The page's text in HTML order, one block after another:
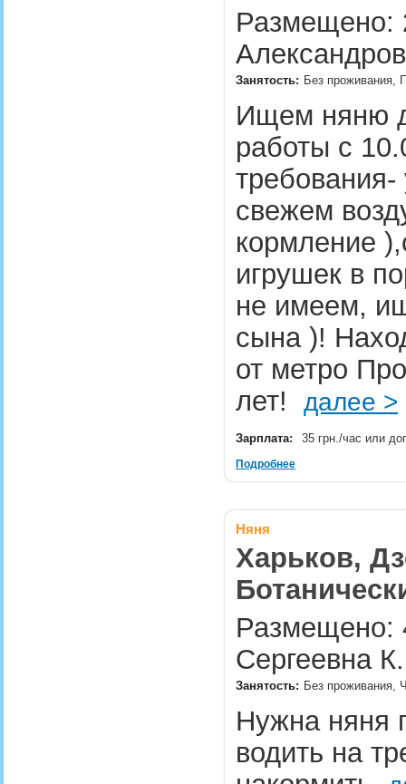
Размещено:
Занятость: Без проживания,
Ищем няню
работы с
требования-
свежем
кормление
игрушек в
не имеем,
сына )!
от метро
лет! далее >
Зарплата: 35 грн./час или
Подробнее
Няня
Харьков,
Размещено:
Сергеевна К.
Занятость: Без проживания,
Нужна няня
водить на